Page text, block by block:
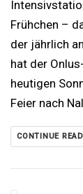
Frühchen –
der jährlich
hat der
heutigen
Feier nach
CONTINUE